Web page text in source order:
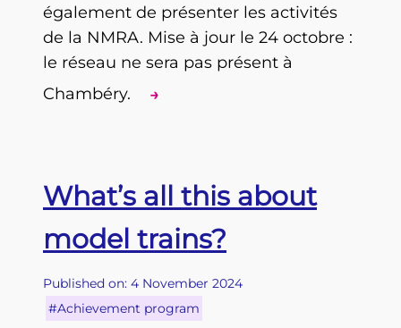
également de présenter les activités
de la NMRA. Mise à jour le 24 octobre :
le réseau ne sera pas présent à
Chambéry.
→
What’s all this about
model trains?
Published on: 4 November 2024
#Achievement program